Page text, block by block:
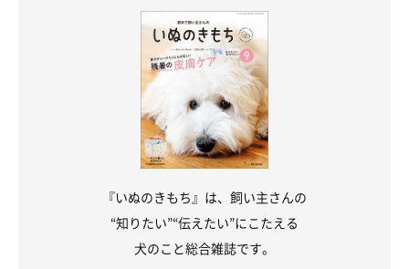
理をせず、プロに任せるのも手ですよ！
いぬのきもち WEB MAGAZINE｜【初心者向け】犬のドライヤー
のかけ方！速乾のコツや注意点とは？
参考／「いぬのきもち」WEB MAGAZINE『【初心者向け】犬のド
文／ハセベサチコ
※写真はスマホアプリ「いぬ・ねこのきもち」で投稿されたもの
『いぬのきもち』は、飼い主さんの
“知りたい”“伝えたい”にこたえる
犬のこと総合雑誌です。